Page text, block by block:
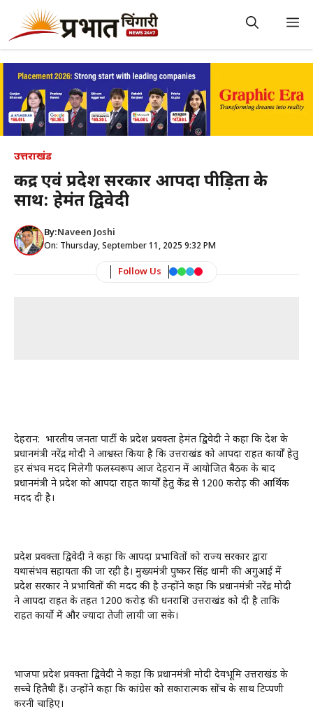
content
उत्तराखंड
केंद्र एवं प्रदेश सरकार आपदा पीड़ितों के
साथ: हेमंत द्विवेदी
By:Naveen Joshi
On: Thursday, September 11, 2025 9:32 PM
Follow Us
देहरादून: भारतीय जनता पार्टी के प्रदेश प्रवक्ता हेमंत द्विवेदी ने कहा कि देश‌ के
प्रधानमंत्री नरेंद्र मोदी ने आश्वस्त किया है कि उत्तराखंड को आपदा राहत कार्यों हेतु
हर संभव मदद मिलेगी फलस्वरूप आज देहरादून में आयोजित बैठक के बाद
प्रधानमंत्री ने प्रदेश को आपदा राहत कार्यों हेतु केंद्र से 1200 करोड़ की आर्थिक
मदद दी है।
प्रदेश प्रवक्ता द्विवेदी ने कहा कि आपदा प्रभावितों को राज्य सरकार द्वारा
यथासंभव सहायता की जा रही है। मुख्यमंत्री पुष्कर सिंह धामी की अगुआई में
प्रदेश सरकार ने प्रभावितों की मदद की है उन्होंने कहा कि प्रधानमंत्री नरेंद्र मोदी
ने आपदा राहत के तहत 1200 करोड़ की धनराशि उत्तराखंड को दी है ताकि
राहत कार्यो में और ज्यादा तेजी लायी जा सके।
भाजपा प्रदेश प्रवक्ता द्विवेदी ने कहा कि प्रधानमंत्री मोदी देवभूमि उत्तराखंड के
सच्चे हितैषी हैं। उन्होंने कहा कि कांग्रेस को सकारात्मक सोंच के साथ टिप्पणी
करनी चाहिए।